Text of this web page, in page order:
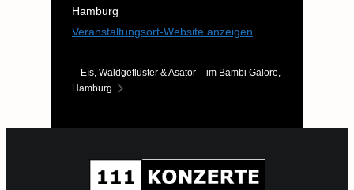
Hamburg
Veranstaltungsort-Website anzeigen
Eïs, Waldgeflüster & Asator – im Bambi Galore,
Hamburg